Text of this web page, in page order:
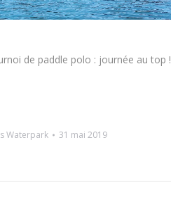
de paddle polo : journée au top !
Waterpark 31 mai 2019